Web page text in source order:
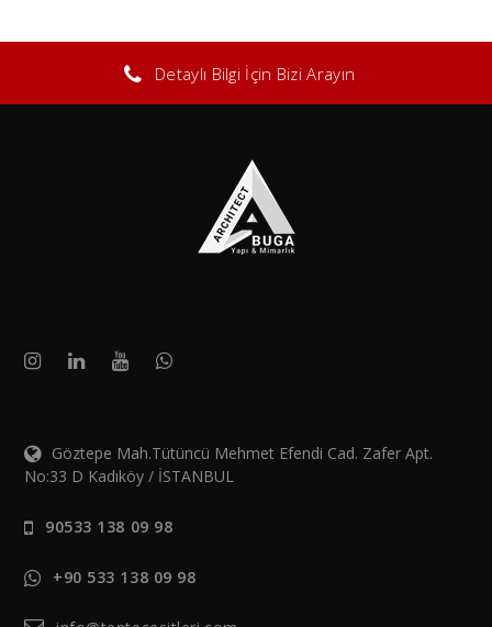
Detaylı Bilgi İçin Bizi Arayın
Göztepe Mah.Tütüncü Mehmet Efendi Cad. Zafer Apt.
No:33 D Kadıköy / İSTANBUL
90533 138 09 98
+90 533 138 09 98